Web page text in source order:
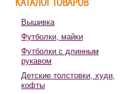
Вышивка
Футболки, майки
Футболки с длинным
рукавом
Детские толстовки, худи,
кофты